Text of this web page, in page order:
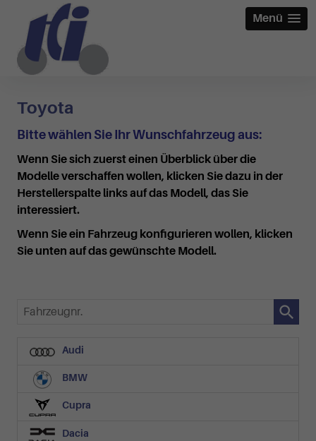
Menü
Toyota
Bitte wählen Sie Ihr Wunschfahrzeug aus:
Wenn Sie sich zuerst einen Überblick über die
Modelle verschaffen wollen, klicken Sie dazu in der
Herstellerspalte links auf das Modell, das Sie
interessiert.
Wenn Sie ein Fahrzeug konfigurieren wollen, klicken
Sie unten auf das gewünschte Modell.
Fahrzeugnr.
Audi
BMW
Cupra
Dacia